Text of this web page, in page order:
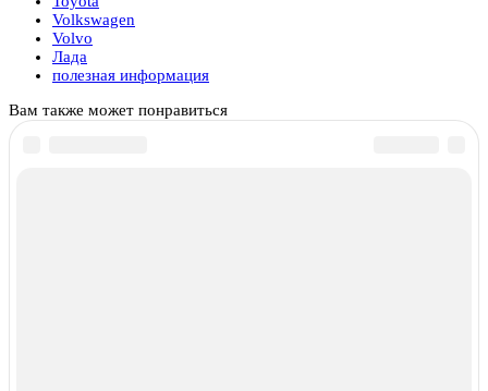
Volkswagen
Volvo
Лада
полезная информация
Вам также может понравиться